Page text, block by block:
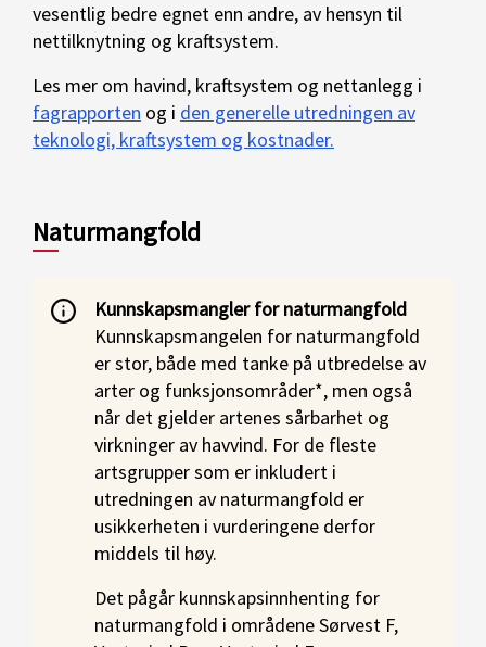
vesentlig bedre egnet enn andre, av hensyn til
nettilknytning og kraftsystem.
Les mer om havind, kraftsystem og nettanlegg i
fagrapporten og i den generelle utredningen av
teknologi, kraftsystem og kostnader.
Naturmangfold
Kunnskapsmangler for naturmangfold
Kunnskapsmangelen for naturmangfold
er stor, både med tanke på utbredelse av
arter og funksjonsområder*, men også
når det gjelder artenes sårbarhet og
virkninger av havvind. For de fleste
artsgrupper som er inkludert i
utredningen av naturmangfold er
usikkerheten i vurderingene derfor
middels til høy.
Det pågår kunnskapsinnhenting for
naturmangfold i områdene Sørvest F,